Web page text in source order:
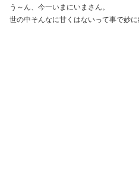
う～ん、今一いまにいまさん。
世の中そんなに甘くはないって事で妙に